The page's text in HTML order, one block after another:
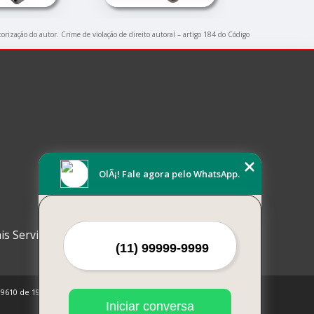
do autor. Crime de violação de direito autoral – artigo 184 do Código
Serviços
de 19/02/1998)
OlÃ¡! Fale agora pelo WhatsApp.
Iniciar conversa